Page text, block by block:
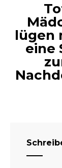
lügen
eine